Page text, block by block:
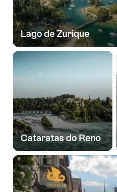
Lago de Zurique
Cataratas do Reno